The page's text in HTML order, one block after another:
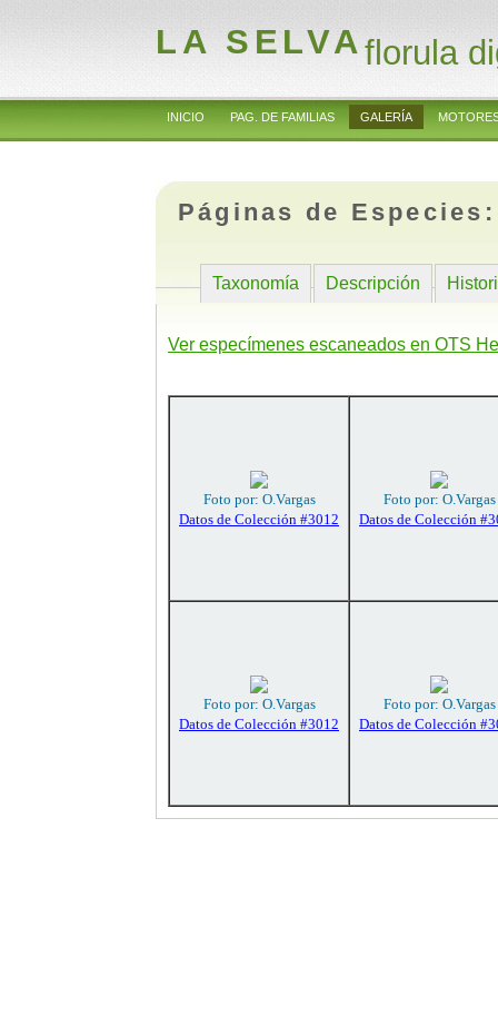
LA SELVAflorula
INICIO PAG. DE FAMILIAS GALERÍA
Páginas de
Taxonomía Descripción
Ver especímenes escaneados en OTS
Foto por: O.Vargas
Datos de Colección #3012
Foto por: O.Vargas
Datos de Colección
Foto por: O.Vargas
Datos de Colección #3012
Foto por: O.Vargas
Datos de Colección